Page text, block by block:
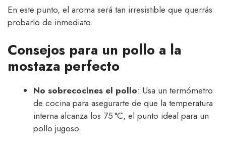
En este punto, el aroma será tan irresistible que querrás
probarlo de inmediato.
Consejos para un pollo a la
mostaza perfecto
No sobrecocines el pollo: Usa un termómetro
de cocina para asegurarte de que la temperatura
interna alcanza los 75 °C, el punto ideal para un
pollo jugoso.